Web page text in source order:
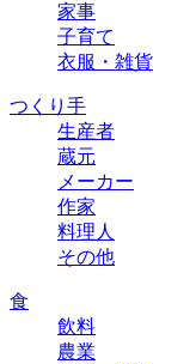
家事
子育て
衣服・雑貨
つくり手
生産者
蔵元
メーカー
作家
料理人
その他
食
飲料
農業